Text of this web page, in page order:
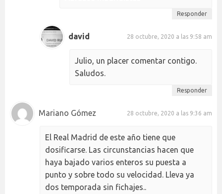
Responder
david 28 octubre, 2020 a las 9:58 am
Julio, un placer comentar contigo.
Saludos.
Responder
Mariano Gómez 28 octubre, 2020 a las 9:36 am
El Real Madrid de este año tiene que
dosificarse. Las circunstancias hacen que
haya bajado varios enteros su puesta a
punto y sobre todo su velocidad. Lleva ya
dos temporada sin fichajes..